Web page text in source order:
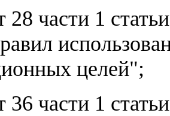
28 части 1
целей";
36 части 1